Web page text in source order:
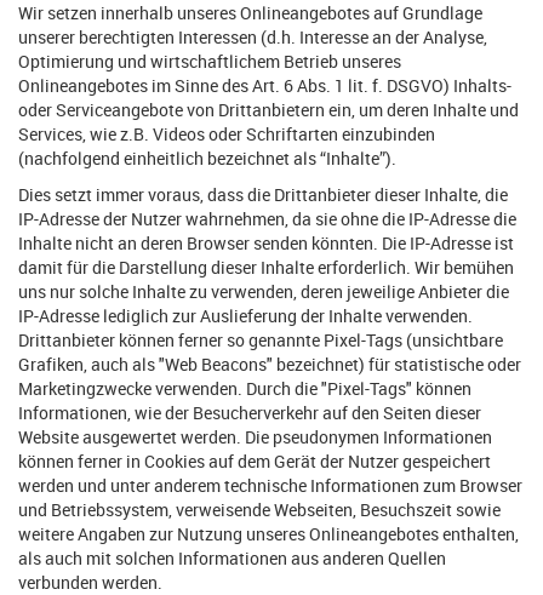
Wir setzen innerhalb unseres Onlineangebotes auf Grundlage
unserer berechtigten Interessen (d.h. Interesse an der Analyse,
Optimierung und wirtschaftlichem Betrieb unseres
Onlineangebotes im Sinne des Art. 6 Abs. 1 lit. f. DSGVO) Inhalts-
oder Serviceangebote von Drittanbietern ein, um deren Inhalte und
Services, wie z.B. Videos oder Schriftarten einzubinden
(nachfolgend einheitlich bezeichnet als “Inhalte”).
Dies setzt immer voraus, dass die Drittanbieter dieser Inhalte, die
IP-Adresse der Nutzer wahrnehmen, da sie ohne die IP-Adresse die
Inhalte nicht an deren Browser senden könnten. Die IP-Adresse ist
damit für die Darstellung dieser Inhalte erforderlich. Wir bemühen
uns nur solche Inhalte zu verwenden, deren jeweilige Anbieter die
IP-Adresse lediglich zur Auslieferung der Inhalte verwenden.
Drittanbieter können ferner so genannte Pixel-Tags (unsichtbare
Grafiken, auch als "Web Beacons" bezeichnet) für statistische oder
Marketingzwecke verwenden. Durch die "Pixel-Tags" können
Informationen, wie der Besucherverkehr auf den Seiten dieser
Website ausgewertet werden. Die pseudonymen Informationen
können ferner in Cookies auf dem Gerät der Nutzer gespeichert
werden und unter anderem technische Informationen zum Browser
und Betriebssystem, verweisende Webseiten, Besuchszeit sowie
weitere Angaben zur Nutzung unseres Onlineangebotes enthalten,
als auch mit solchen Informationen aus anderen Quellen
verbunden werden.